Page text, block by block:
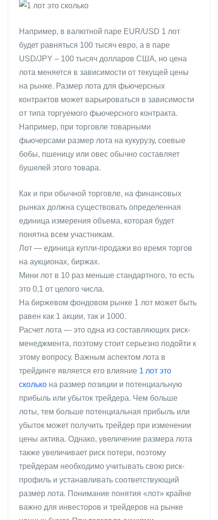
Например, в валютной паре EUR/USD 1 лот
будет равняться 100 тысяч евро, а в паре
USD/JPY – 100 тысяч долларов США, но цена
лота меняется в зависимости от текущей цены
на рынке. Размер лота для фьючерсных
контрактов может варьироваться в зависимости
от типа торгуемого фьючерсного контракта.
Например, при торговле товарными
фьючерсами размер лота на кукурузу, соевые
бобы, пшеницу или овес обычно составляет
бушелей этого товара.
Как и при обычной торговле, на финансовых
рынках должна существовать определенная
единица измерения объема, которая будет
понятна всем участникам.
Лот — единица купли-продажи во время торгов
на аукционах, биржах.
Мини лот в 10 раз меньше стандартного, то есть
это 0,1 от целого числа.
На биржевом фондовом рынке 1 лот может быть
равен как 1 акции, так и 1000.
Расчет лота — это одна из составляющих риск-
менеджмента, поэтому стоит серьезно подойти к
этому вопросу. Важным аспектом лота в
трейдинге является его влияние 1 лот это
сколько на размер позиции и потенциальную
прибыль или убыток трейдера. Чем больше
лоты, тем больше потенциальная прибыль или
убыток может получить трейдер при изменении
цены актива. Однако, увеличение размера лота
также увеличивает риск потери, поэтому
трейдерам необходимо учитывать свою риск-
профиль и устанавливать соответствующий
размер лота. Понимание понятия «лот» крайне
важно для инвесторов и трейдеров на рынке